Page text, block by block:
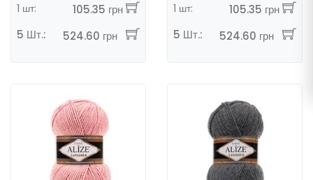
1 шт:
105.35 грн
5 Шт.:
524.60 грн
1 шт:
105.35 грн
5 Шт.:
524.60 грн